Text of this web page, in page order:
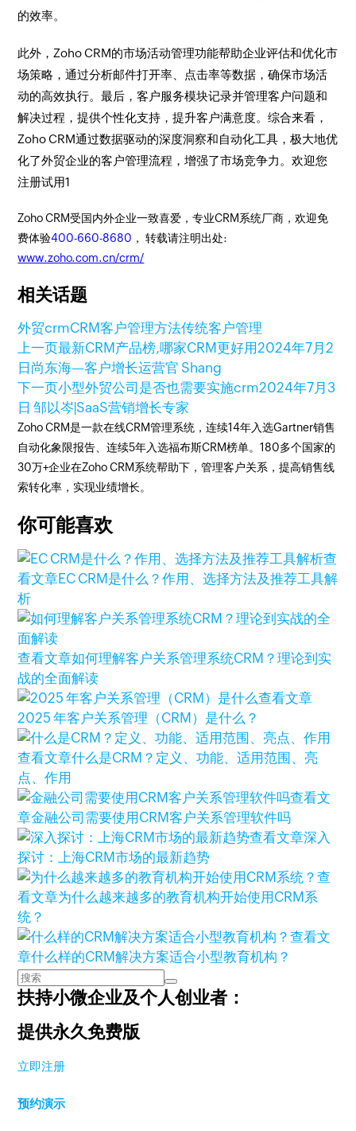
的效率。
此外，Zoho CRM的市场活动管理功能帮助企业评估和优化市
场策略，通过分析邮件打开率、点击率等数据，确保市场活
动的高效执行。最后，客户服务模块记录并管理客户问题和
解决过程，提供个性化支持，提升客户满意度。综合来看，
Zoho CRM通过数据驱动的深度洞察和自动化工具，极大地优
化了外贸企业的客户管理流程，增强了市场竞争力。欢迎您
注册试用1
Zoho CRM受国内外企业一致喜爱，专业CRM系统厂商，欢迎免
费体验400-660-8680 ， 转载请注明出处:
www.zoho.com.cn/crm/
相关话题
外贸crmCRM客户管理方法传统客户管理
上一页最新CRM产品榜,哪家CRM更好用2024年7月2
日 尚东海—客户增长运营官 Shang
下一页小型外贸公司是否也需要实施crm2024年7月3
日 邹以岑|SaaS营销增长专家
Zoho CRM是一款在线CRM管理系统，连续14年入选Gartner销售
自动化象限报告、连续5年入选福布斯CRM榜单。180多个国家的
30万+企业在Zoho CRM系统帮助下，管理客户关系，提高销售线
索转化率，实现业绩增长。
你可能喜欢
查
看文章EC CRM是什么？作用、选择方法及推荐工具解
析
查看文章如何理解客户关系管理系统CRM？理论到实
战的全面解读
查看文章
2025 年客户关系管理（CRM）是什么？
查看文章什么是CRM？定义、功能、适用范围、亮
点、作用
查看文
章金融公司需要使用CRM客户关系管理软件吗
查看文章深入
探讨：上海CRM市场的最新趋势
查
看文章为什么越来越多的教育机构开始使用CRM系
统？
查看文
章什么样的CRM解决方案适合小型教育机构？
扶持小微企业及个人创业者：
提供永久免费版
立即注册
预约演示